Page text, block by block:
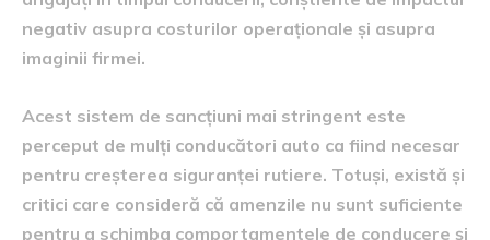
negativ asupra costurilor operaționale și asupra
imaginii firmei.
Acest sistem de sancțiuni mai stringent este
perceput de mulți conducători auto ca fiind necesar
pentru creșterea siguranței rutiere. Totuși, există și
critici care consideră că amenzile nu sunt suficiente
pentru a schimba comportamentele de conducere și